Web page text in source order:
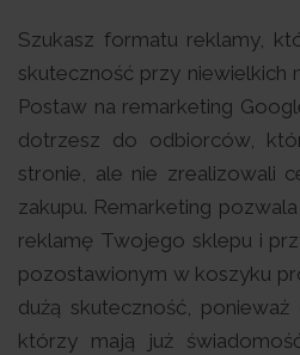
Szukasz formatu reklamy,
skuteczność przy niewielkich
Postaw na remarketing
dotrzesz do odbiorców,
stronie, ale nie zrealizowali
zakupu. Remarketing
reklamę Twojego sklepu i
pozostawionym w koszyku
dużą skuteczność,
którzy mają już